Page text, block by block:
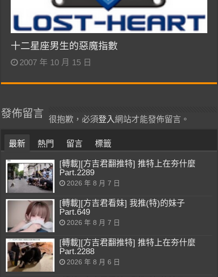
十二星座男生的惡魔指數
2007 年 10 月 15 日
發佈留言
很抱歉，必須登入網站才能發佈留言。
最新 熱門 留言 標籤
[轉載][方吉君翻推特] 推特上在夯什麼
Part.2289
2026 年 8 月 7 日
[轉載][方吉君看妹] 我推(特)的妹子
Part.649
2026 年 8 月 7 日
[轉載][方吉君翻推特] 推特上在夯什麼
Part.2288
2026 年 8 月 6 日